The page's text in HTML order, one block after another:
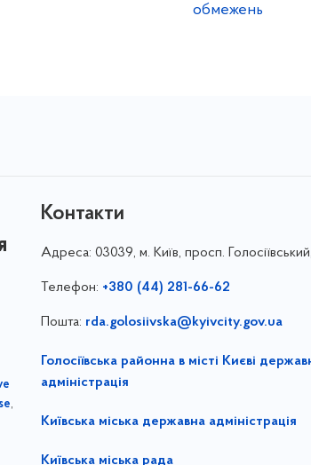
обмежень
,
Контакти
Адреса: 03039, м. Київ, просп.
Телефон: +380 (44) 281-66-62
Пошта: rda.golosiivska@kyivcity.gov.ua
Голосіївська районна в місті Києві
адміністрація
Київська міська державна адміністрація
Київська міська рада